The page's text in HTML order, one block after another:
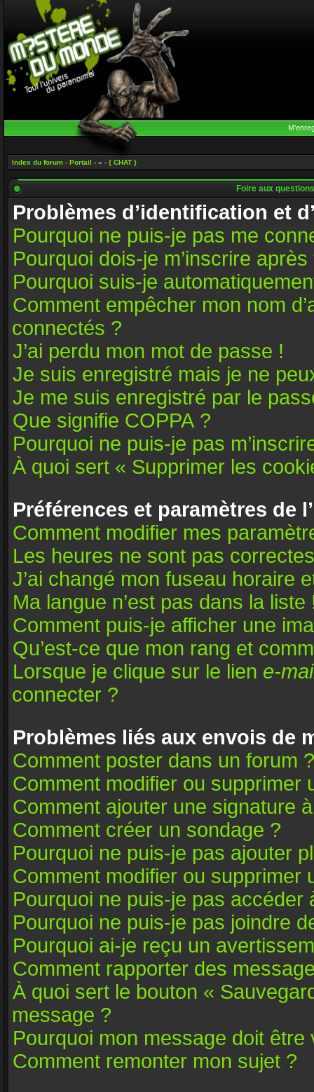
Index du forum - Portail - » - { CHAT }
Foire aux
Problèmes d’identification et
Pourquoi ne puis-je pas me
Pourquoi dois-je m’inscrire après
Pourquoi suis-je
Comment empêcher mon nom
connectés ?
J’ai perdu mon mot de passe !
Je suis enregistré mais je ne
Je me suis enregistré par le
Que signifie COPPA ?
Pourquoi ne puis-je pas
À quoi sert « Supprimer les
Préférences et paramètres de
Comment modifier mes
Les heures ne sont pas
J’ai changé mon fuseau horaire
Ma langue n’est pas dans la liste
Comment puis-je afficher une
Qu’est-ce que mon rang et
Lorsque je clique sur le lien e-
connecter ?
Problèmes liés aux envois de
Comment poster dans un forum ?
Comment modifier ou supprimer
Comment ajouter une signature
Comment créer un sondage ?
Pourquoi ne puis-je pas ajouter
Comment modifier ou supprimer
Pourquoi ne puis-je pas accéder
Pourquoi ne puis-je pas joindre
Pourquoi ai-je reçu un
Comment rapporter des
À quoi sert le bouton «
message ?
Pourquoi mon message doit être
Comment remonter mon sujet ?